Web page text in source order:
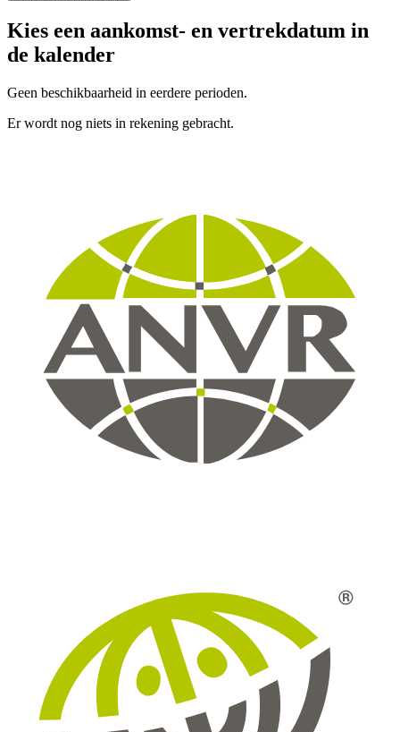
Kies een aankomst- en vertrekdatum in
de kalender
Geen beschikbaarheid in eerdere perioden.
Er wordt nog niets in rekening gebracht.